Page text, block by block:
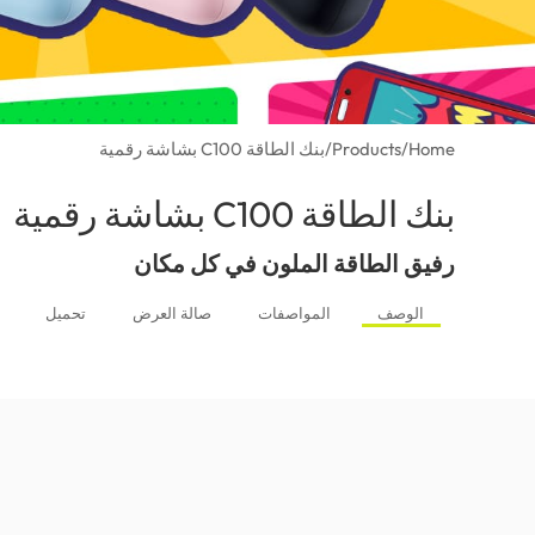
Home
/
Products
/بنك الطاقة C100 بشاشة رقمية
بنك الطاقة C100 بشاشة رقمية
رفيق الطاقة الملون في كل مكان
الوصف المواصفات صالة العرض تحميل